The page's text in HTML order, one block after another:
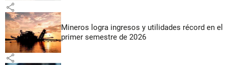
share
Mineros logra ingresos y utilidades récord en el
primer semestre de 2026
share